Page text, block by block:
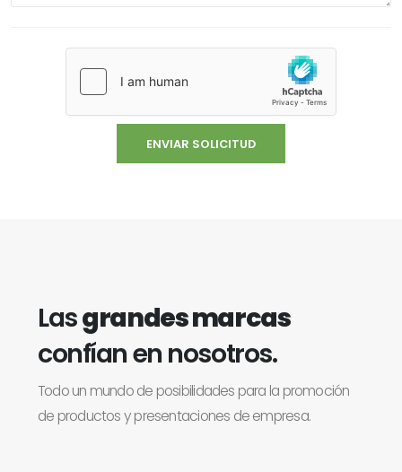
Lasgrandes marcas
confían en nosotros.
Todo un mundo de posibilidades para la promoción
de productos y presentaciones de empresa.